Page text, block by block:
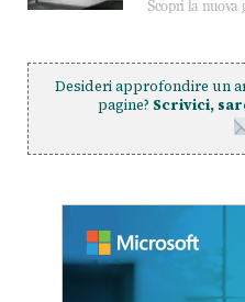
Desideri approfondire un
pagine? Scrivici,